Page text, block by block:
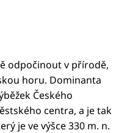
odpočinout v přírodě,
horu. Dominanta
Českého
centra, a je tak
je ve výšce 330 m. n.